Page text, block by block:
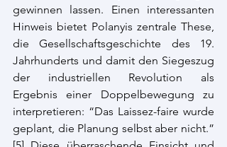
gewinnen lassen. Einen interessanten
Hinweis bietet Polanyis zentrale These,
die Gesellschaftsgeschichte des 19.
Jahrhunderts und damit den Siegeszug
der industriellen Revolution als
Ergebnis einer Doppelbewegung zu
interpretieren: “Das Laissez-faire wurde
geplant, die Planung selbst aber nicht.”